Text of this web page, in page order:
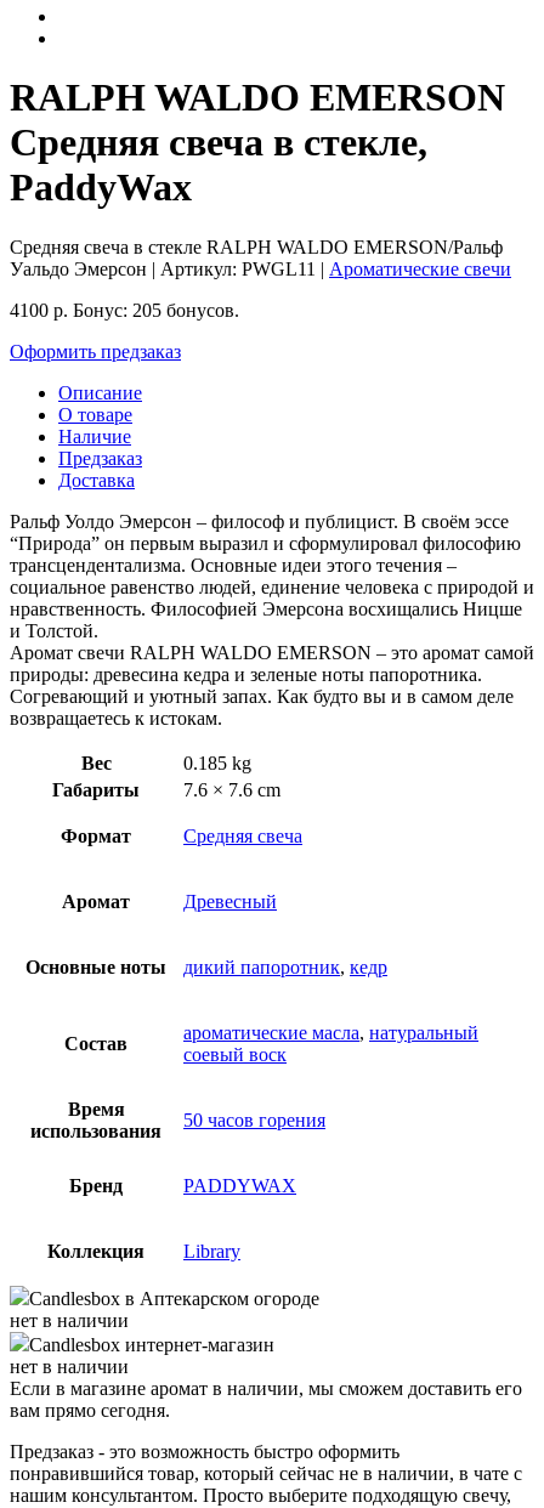
RALPH WALDO EMERSON
Средняя свеча в стекле,
PaddyWax
Средняя свеча в стекле RALPH WALDO EMERSON/Ральф
Уальдо Эмерсон | Артикул: PWGL11 | Ароматические свечи
4100 р. Бонус: 205 бонусов.
Оформить предзаказ
Описание
О товаре
Наличие
Предзаказ
Доставка
Ральф Уолдо Эмерсон – философ и публицист. В своём эссе
“Природа” он первым выразил и сформулировал философию
трансцендентализма. Основные идеи этого течения –
cоциальное равенство людей, единение человека с природой и
нравственность. Философией Эмерсона восхищались Ницше
и Толстой.
Аромат свечи RALPH WALDO EMERSON – это аромат самой
природы: древесина кедра и зеленые ноты папоротника.
Согревающий и уютный запах. Как будто вы и в самом деле
возвращаетесь к истокам.
Вес
0.185 kg
Габариты
7.6 × 7.6 cm
Формат Средняя свеча
Аромат Древесный
Основные ноты дикий папоротник, кедр
Состав
ароматические масла, натуральный
соевый воск
Время
использования
50 часов горения
Бренд PADDYWAX
Коллекция Library
Candlesbox в Аптекарском огороде
нет в наличии
Candlesbox интернет-магазин
нет в наличии
Если в магазине аромат в наличии, мы сможем доставить его
вам прямо сегодня.
Предзаказ - это возможность быстро оформить
понравившийся товар, который сейчас не в наличии, в чате с
нашим консультантом. Просто выберите подходящую свечу,